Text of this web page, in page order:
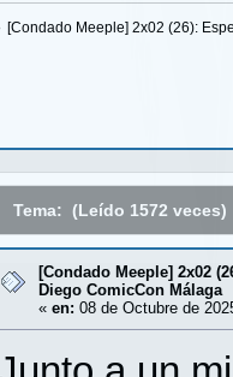
[Condado Meeple] 2x02 (26):
Tema: (Leído 1572 veces)
[Condado Meeple] 2x02
Diego ComicCon Málaga
« en: 08 de Octubre de